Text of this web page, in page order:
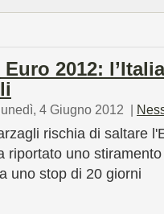
Euro 2012:
4 Giugno 2012 |
rischia di saltare
riportato uno
uno stop di 20 giorni